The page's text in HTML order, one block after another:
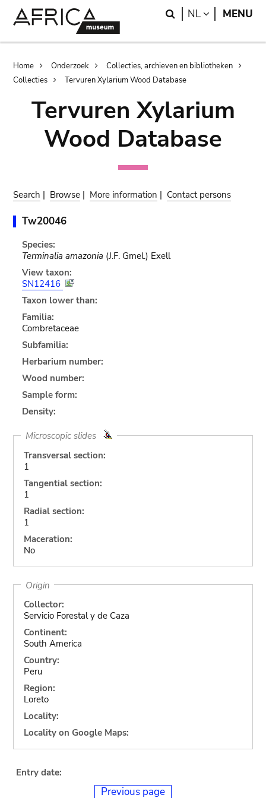
Search
NL LANGUAGE
MENU
Breadcrumb
Home Onderzoek
Collecties, archieven en bibliotheken
Collecties
Tervuren Xylarium Wood Database
Tervuren Xylarium
Wood Database
Search | Browse | More information | Contact persons
Tw20046
Species:
Terminalia amazonia (J.F. Gmel.) Exell
View taxon:
SN12416
Taxon lower than:
Familia:
Combretaceae
Subfamilia:
Herbarium number:
Wood number:
Sample form:
Density:
Microscopic slides
Transversal section:
1
Tangential section:
1
Radial section:
1
Maceration:
No
Origin
Collector:
Servicio Forestal y de Caza
Continent:
South America
Country:
Peru
Region:
Loreto
Locality:
Locality on Google Maps:
Entry date:
Previous page